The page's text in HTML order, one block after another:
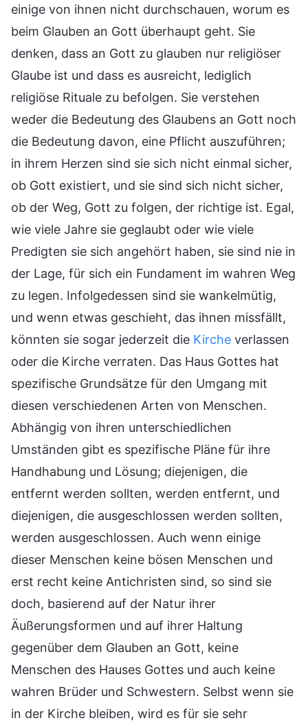
einige von ihnen nicht durchschauen, worum es
beim Glauben an Gott überhaupt geht. Sie
denken, dass an Gott zu glauben nur religiöser
Glaube ist und dass es ausreicht, lediglich
religiöse Rituale zu befolgen. Sie verstehen
weder die Bedeutung des Glaubens an Gott noch
die Bedeutung davon, eine Pflicht auszuführen;
in ihrem Herzen sind sie sich nicht einmal sicher,
ob Gott existiert, und sie sind sich nicht sicher,
ob der Weg, Gott zu folgen, der richtige ist. Egal,
wie viele Jahre sie geglaubt oder wie viele
Predigten sie sich angehört haben, sie sind nie in
der Lage, für sich ein Fundament im wahren Weg
zu legen. Infolgedessen sind sie wankelmütig,
und wenn etwas geschieht, das ihnen missfällt,
könnten sie sogar jederzeit die Kirche verlassen
oder die Kirche verraten. Das Haus Gottes hat
spezifische Grundsätze für den Umgang mit
diesen verschiedenen Arten von Menschen.
Abhängig von ihren unterschiedlichen
Umständen gibt es spezifische Pläne für ihre
Handhabung und Lösung; diejenigen, die
entfernt werden sollten, werden entfernt, und
diejenigen, die ausgeschlossen werden sollten,
werden ausgeschlossen. Auch wenn einige
dieser Menschen keine bösen Menschen und
erst recht keine Antichristen sind, so sind sie
doch, basierend auf der Natur ihrer
Äußerungsformen und auf ihrer Haltung
gegenüber dem Glauben an Gott, keine
Menschen des Hauses Gottes und auch keine
wahren Brüder und Schwestern. Selbst wenn sie
in der Kirche bleiben, wird es für sie sehr